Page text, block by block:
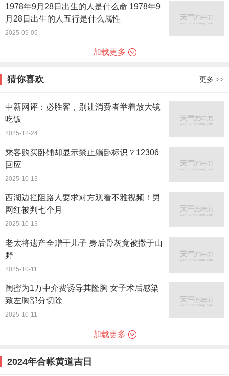
1978年9月28日出生的人是什么命 1978年9
月28日出生的人五行是什么属性
2025-09-05
加载更多
猜你喜欢 更多 >>
中新网评：必胜客，别让消费者举着放大镜
吃饭
2025-12-24
乘客购买卧铺却显示禁止躺卧标识？12306
回应
2025-10-13
西湖边拦阻路人要求对方观看不雅视频！男
网红被判七个月
2025-10-13
老太将遗产全赠干儿子 身后骨灰竟被撒于山
野
2025-10-11
闺蜜为1万中介费诱导其隆胸 女子术后感染
致左胸部分切除
2025-10-11
加载更多
2024年合帐黄道吉日